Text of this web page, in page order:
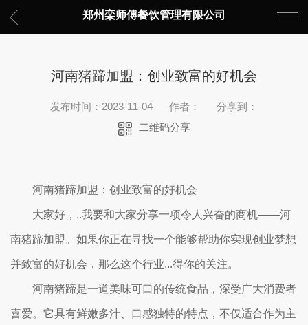
郑州栾师傅餐饮管理有限公司
河南猪蹄加盟：创业致富的好机会
发布时间：2023-11-04 作者：
分享到：
二维码分享
河南猪蹄加盟：创业致富的好机会
大家好，..我要和大家分享一项令人兴奋的商机——河
南猪蹄加盟。如果你正在寻找一个能够帮助你实现创业梦想
并致富的好机会，那么这个行业...得你的关注。
河南猪蹄是一道美味可口的传统食品，深受广大消费者
喜爱。它具有鲜嫩多汁、口感独特的特点，不仅适合作为主